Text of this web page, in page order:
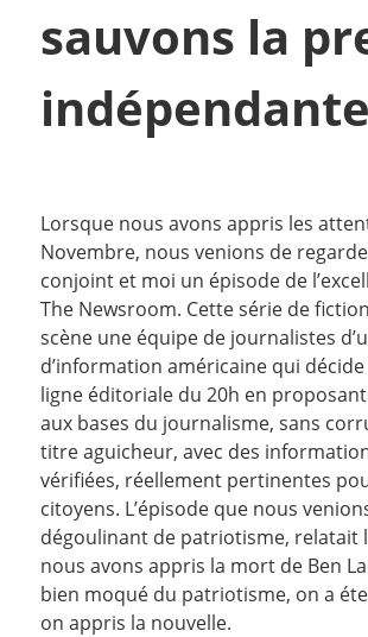
sauvons la
indépendante
Lorsque nous avons appris les
Novembre, nous venions de
conjoint et moi un épisode de
The Newsroom. Cette série de
scène une équipe de journalistes
d’information américaine qui
ligne éditoriale du 20h en
aux bases du journalisme, sans
titre aguicheur, avec des
vérifiées, réellement pertinentes
citoyens. L’épisode que nous
dégoulinant de patriotisme, relatait
nous avons appris la mort de Ben
bien moqué du patriotisme, on a
on appris la nouvelle.